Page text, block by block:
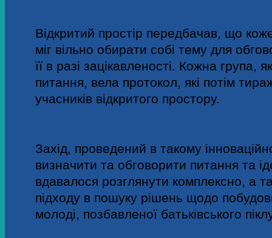
Відкритий простір передбачав, що
міг вільно обирати собі тему для
її в разі зацікавленості. Кожна група,
питання, вела протокол, які потім
учасників відкритого простору.
Захід, проведений в такому
визначити та обговорити питання та
вдавалося розглянути комплексно, а
підходу в пошуку рішень щодо
молоді, позбавленої батьківського